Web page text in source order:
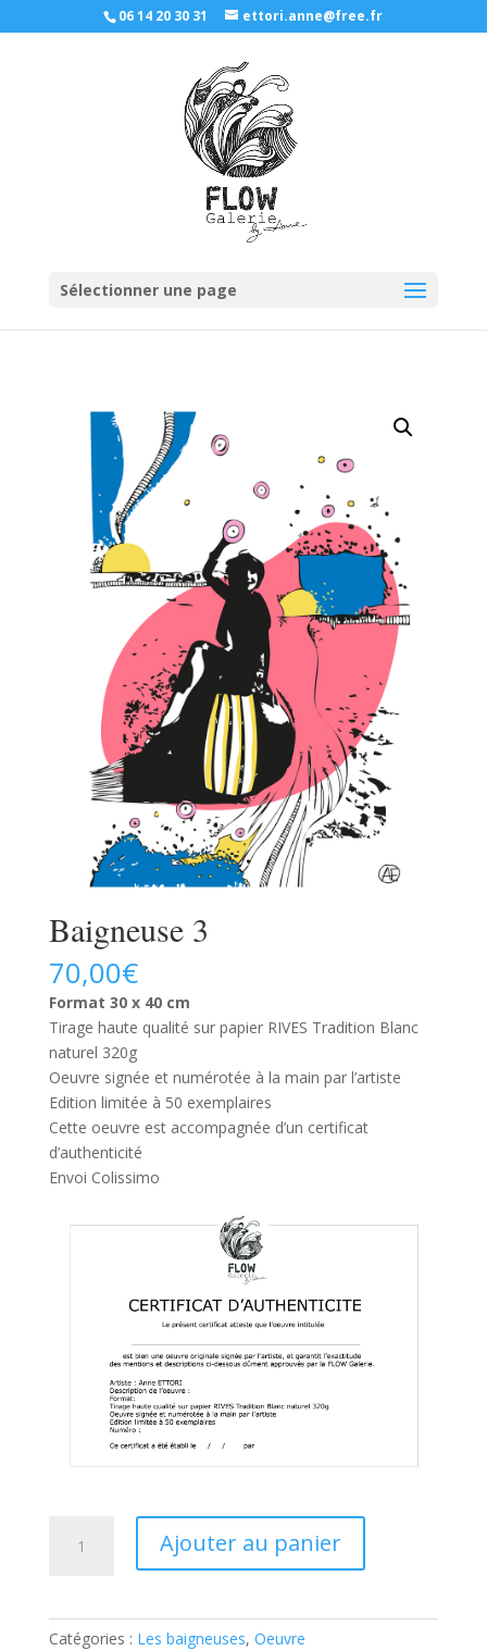
06 14 20 30 31 ettori.anne@free.fr
Sélectionner une page
Baigneuse 3
70,00€
Format 30 x 40 cm
Tirage haute qualité sur papier RIVES Tradition Blanc
naturel 320g
Oeuvre signée et numérotée à la main par l’artiste
Edition limitée à 50 exemplaires
Cette oeuvre est accompagnée d’un certificat
d’authenticité
Envoi Colissimo
Ajouter au panier
Catégories : Les baigneuses, Oeuvre